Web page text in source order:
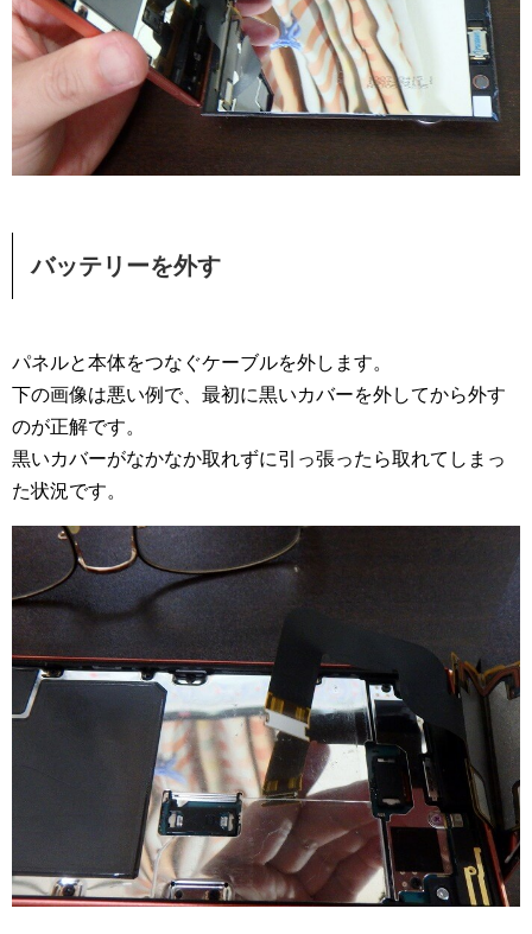
バッテリーを外す
パネルと本体をつなぐケーブルを外します。
下の画像は悪い例で、最初に黒いカバーを外してから外す
のが正解です。
黒いカバーがなかなか取れずに引っ張ったら取れてしまっ
た状況です。